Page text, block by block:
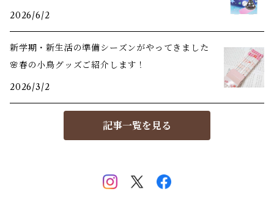
2026/6/2
新学期・新生活の準備シーズンがやってきました
🌸春の小鳥グッズご紹介します！
2026/3/2
記事一覧を見る